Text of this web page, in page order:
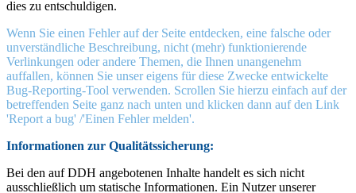
dies zu entschuldigen.
Wenn Sie einen Fehler auf der Seite entdecken, eine falsche oder
unverständliche Beschreibung, nicht (mehr) funktionierende
Verlinkungen oder andere Themen, die Ihnen unangenehm
auffallen, können Sie unser eigens für diese Zwecke entwickelte
Bug-Reporting-Tool verwenden. Scrollen Sie hierzu einfach auf der
betreffenden Seite ganz nach unten und klicken dann auf den Link
'Report a bug' /'Einen Fehler melden'.
Informationen zur Qualitätssicherung:
Bei den auf DDH angebotenen Inhalte handelt es sich nicht
ausschließlich um statische Informationen. Ein Nutzer unserer